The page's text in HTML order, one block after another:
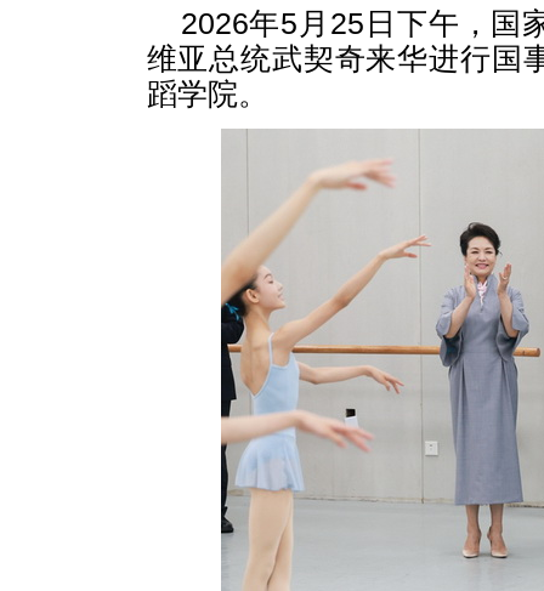
2026年5月25日下午，国
维亚总统武契奇来华进行国
蹈学院。